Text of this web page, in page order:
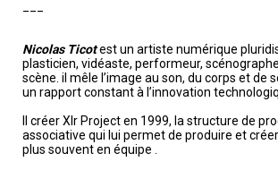
Nicolas Ticotest un artiste numérique
plasticien, vidéaste, performeur,
scène. il mêle l’image au son, du corps et de
un rapport constant à l’innovation
Il créer Xlr Project en 1999, la structure de
associative qui lui permet de produire et
plus souvent en équipe .